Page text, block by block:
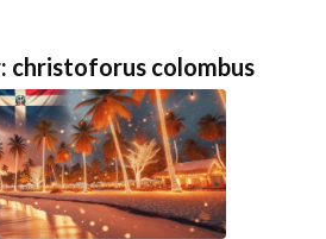
christoforus colombus